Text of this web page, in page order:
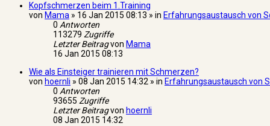
Kopfschmerzen beim 1.Training
von Mama » 16 Jan 2015 08:13 » in Erfahrungsaustausch von
0 Antworten
113279 Zugriffe
Letzter Beitragvon Mama
16 Jan 2015 08:13
Wie als Einsteiger trainieren mit Schmerzen?
von hoernli » 08 Jan 2015 14:32 » in Erfahrungsaustausch von
0 Antworten
93655 Zugriffe
Letzter Beitragvon hoernli
08 Jan 2015 14:32